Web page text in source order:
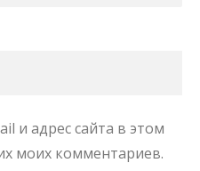
и адрес сайта в этом
моих комментариев.